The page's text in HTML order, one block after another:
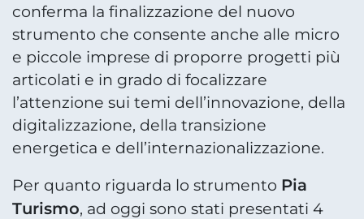
conferma la finalizzazione del nuovo
strumento che consente anche alle micro
e piccole imprese di proporre progetti più
articolati e in grado di focalizzare
l’attenzione sui temi dell’innovazione, della
digitalizzazione, della transizione
energetica e dell’internazionalizzazione.
Per quanto riguarda lo strumento Pia
Turismo, ad oggi sono stati presentati 4